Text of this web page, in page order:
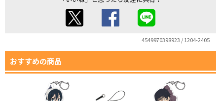
4549970398923 / 1204-2405
おすすめの商品